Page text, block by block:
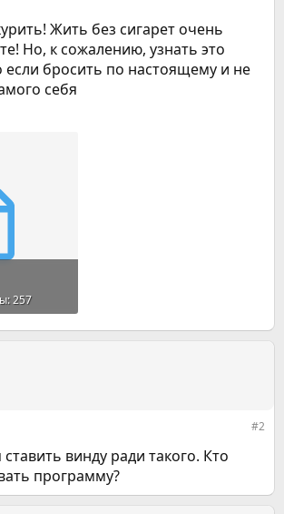
Жить без сигарет очень
Но, к сожалению, узнать это
бросить по настоящему и не
себя
257
#2
винду ради такого. Кто
программу?